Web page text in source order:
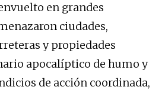
en grandes
ciudades,
y propiedades
apocalíptico de humo y
de acción coordinada,